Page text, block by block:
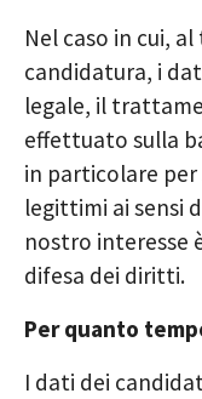
Nel caso in cui,
candidatura, i
legale, il
effettuato sulla
in particolare per
legittimi ai sensi
nostro interesse
difesa dei diritti.
Per quanto
I dati dei